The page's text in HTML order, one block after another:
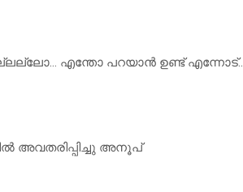
എന്തോ പറയാൻ ഉണ്ട് എന്നോട്..
അവതരിപ്പിച്ചു അനൂപ്